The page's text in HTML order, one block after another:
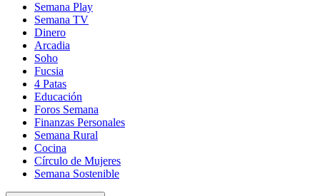
Semana Play
Semana TV
Dinero
Arcadia
Soho
in
new
window
Fucsia
in
new
window
4 Patas
Educación
Foros Semana
Finanzas Personales
Semana Rural
Cocina
Círculo de Mujeres
Semana Sostenible